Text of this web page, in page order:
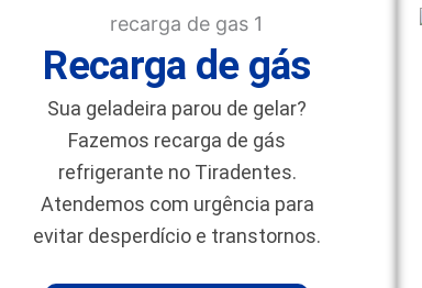
Recarga de gás
Sua geladeira parou de gelar?
Fazemos recarga de gás
refrigerante no Tiradentes.
Atendemos com urgência para
evitar desperdício e transtornos.